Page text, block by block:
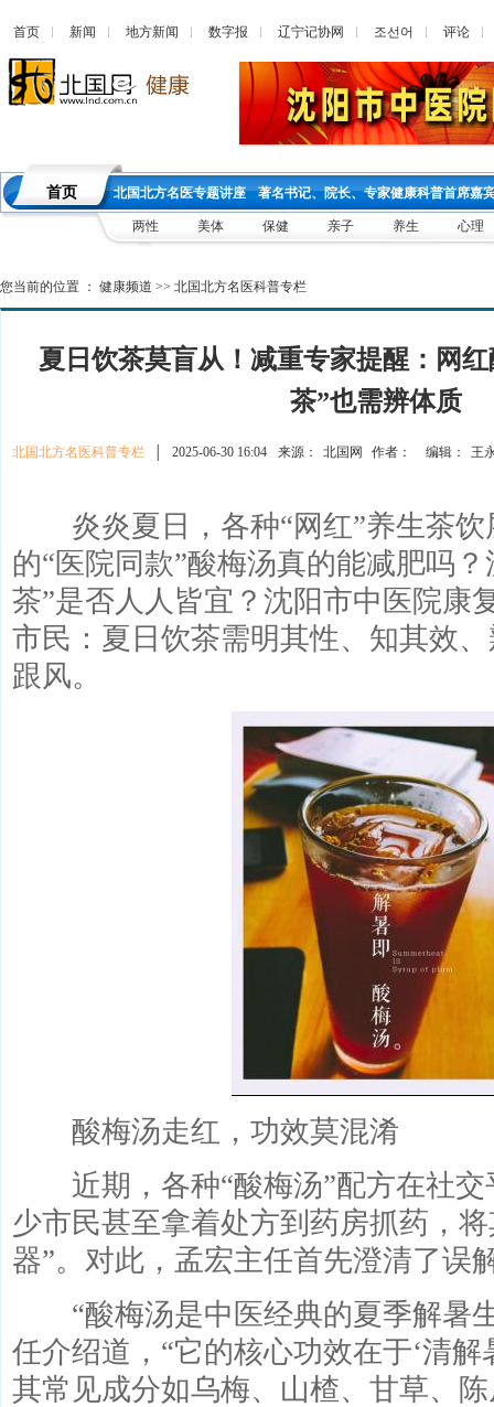
首页 新闻 地方新闻 数字报 辽宁记协网 조선어 评论
首页 北国北方名医专题讲座 著名书记、院长、专家健康科普首席嘉
两性 美体 保健 亲子 养生 心理
您当前的位置 ： 健康频道 >> 北国北方名医科普专栏
夏日饮茶莫盲从！减重专家提醒：网
茶”也需辨体质
北国北方名医科普专栏 2025-06-30 16:04 来源： 北国网 作者： 编辑： 王
炎炎夏日，各种“网红”养生茶饮
的“医院同款”酸梅汤真的能减肥吗
茶”是否人人皆宜？沈阳市中医院康
市民：夏日饮茶需明其性、知其效
跟风。
酸梅汤走红，功效莫混淆
近期，各种“酸梅汤”配方在社交
少市民甚至拿着处方到药房抓药，
器”。对此，孟宏主任首先澄清了误
“酸梅汤是中医经典的夏季解暑
任介绍道，“它的核心功效在于‘清解
其常见成分如乌梅、山楂、甘草、